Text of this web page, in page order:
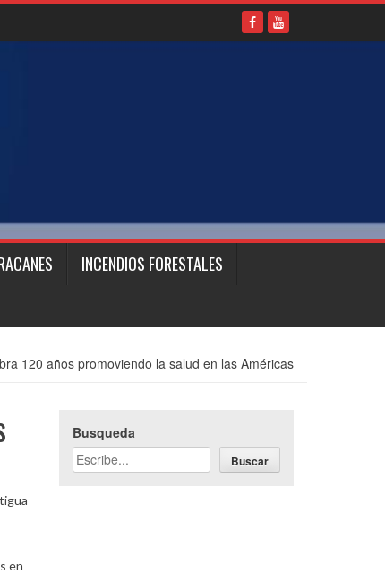
INCENDIOS FORESTALES
120 años promoviendo la salud en las Américas
en
Busqueda
Buscar